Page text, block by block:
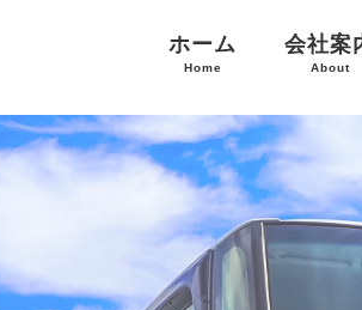
ホーム
Home
会社案
About